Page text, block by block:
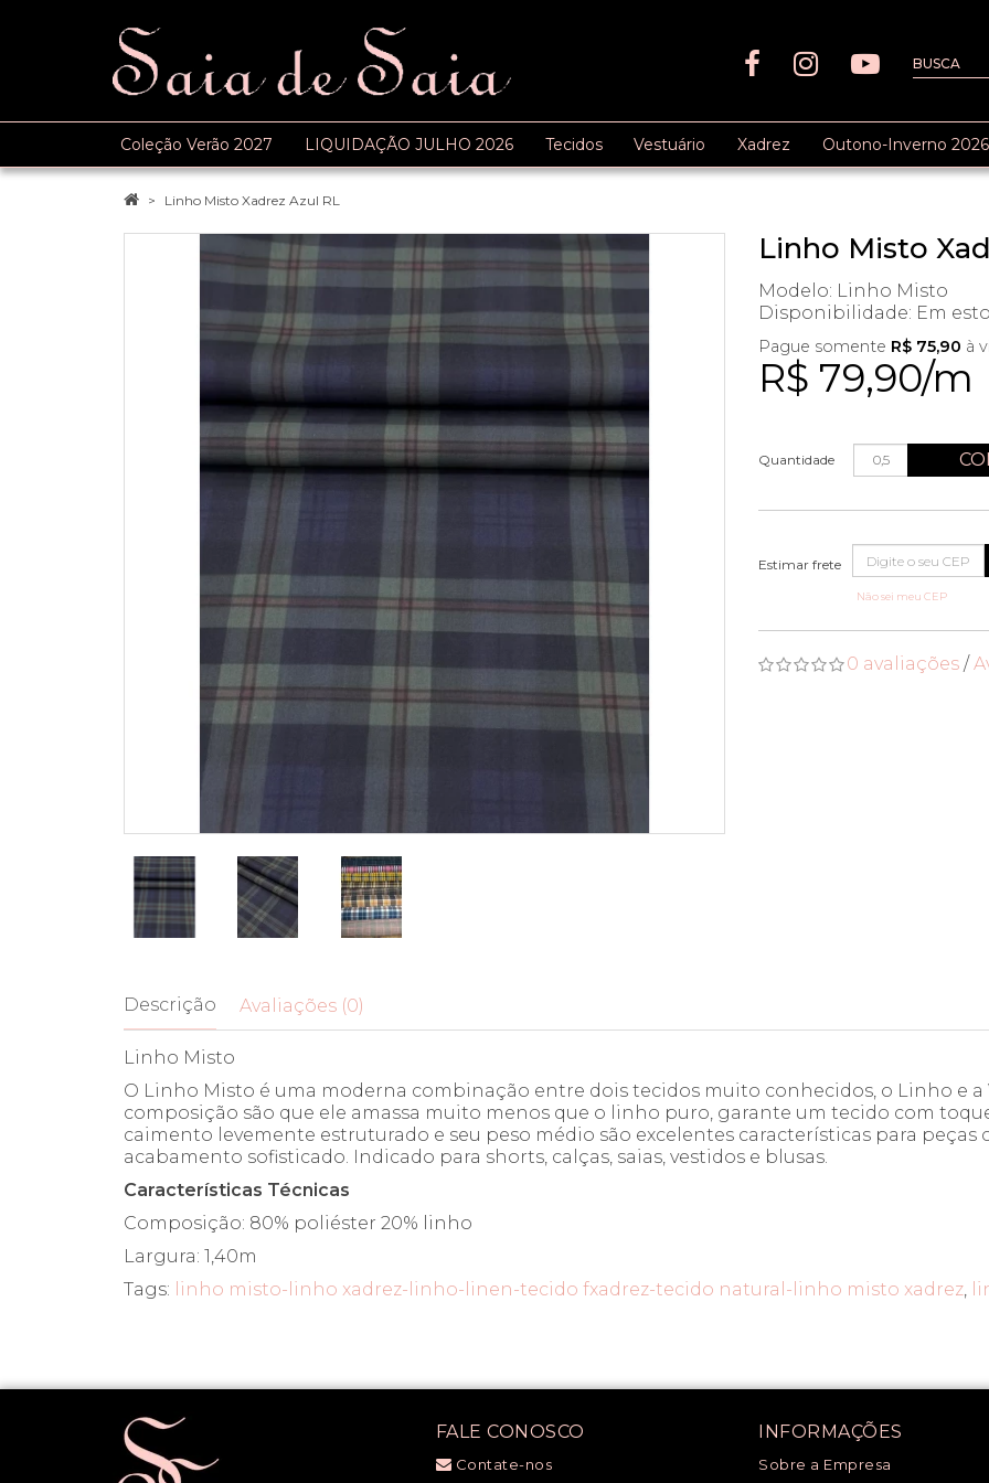
Coleção Verão 2027 LIQUIDAÇÃO JULHO 2026 Tecidos Vestuário Xadrez Outono-Inverno 2026
Linho Misto Xadrez Azul RL
Linho Misto
Modelo: Linho Misto
Disponibilidade: Em
R$ 79,90/m
Pague somente R$ 75,90 à
Quantidade
Não sei meu CEP
0 avaliações /
Descrição Avaliações (0)
Linho Misto
O Linho Misto é uma moderna combinação entre dois tecidos muito conhecidos, o Linho e a
composição são que ele amassa muito menos que o linho puro, garante um tecido com
caimento levemente estruturado e seu peso médio são excelentes características para peças
acabamento sofisticado. Indicado para shorts, calças, saias, vestidos e blusas.
Características Técnicas
Composição: 80% poliéster 20% linho
Largura: 1,40m
Tags: linho misto-linho xadrez-linho-linen-tecido fxadrez-tecido natural-linho misto xadrez,
FALE CONOSCO
Contate-nos
INFORMAÇÕES
Sobre a Empresa